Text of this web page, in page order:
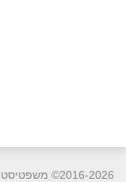
2016-2026© משפטיסט. כל הזכויות שמורות. |